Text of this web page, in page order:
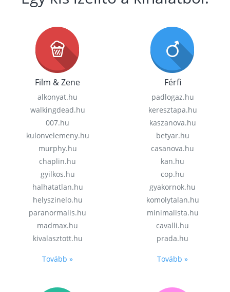
Film & Zene
alkonyat.hu
walkingdead.hu
007.hu
kulonvelemeny.hu
murphy.hu
chaplin.hu
gyilkos.hu
halhatatlan.hu
helyszinelo.hu
paranormalis.hu
madmax.hu
kivalasztott.hu
Tovább »
Férfi
padlogaz.hu
keresztapa.hu
kaszanova.hu
betyar.hu
casanova.hu
kan.hu
cop.hu
gyakornok.hu
komolytalan.hu
minimalista.hu
cavalli.hu
prada.hu
Tovább »